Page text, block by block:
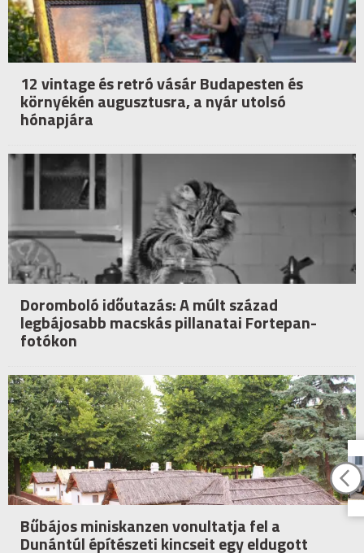
12 vintage és retró vásár Budapesten és
környékén augusztusra, a nyár utolsó
hónapjára
Doromboló időutazás: A múlt század
legbájosabb macskás pillanatai Fortepan-
fotókon
Bűbájos miniskanzen vonultatja fel a
Dunántúl építészeti kincseit egy eldugott